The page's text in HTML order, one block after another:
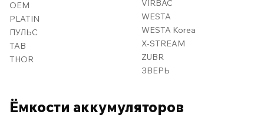
OEM
PLATIN
ПУЛЬС
TAB
THOR
VIRBAC
WESTA
WESTA Korea
X-STREAM
ZUBR
ЗВЕРЬ
Ёмкости аккумуляторов